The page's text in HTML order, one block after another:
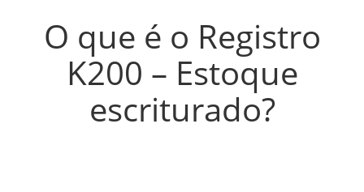
O que é o Registro
K200 – Estoque
escriturado?